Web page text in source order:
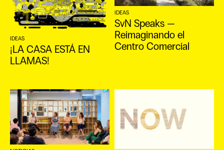
IDEAS
¡LA CASA ESTÁ EN
LLAMAS!
IDEAS
SvN Speaks —
Reimaginando el
Centro Comercial